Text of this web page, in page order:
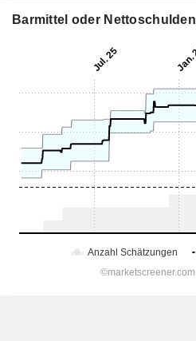
Barmittel oder Nettoschulden